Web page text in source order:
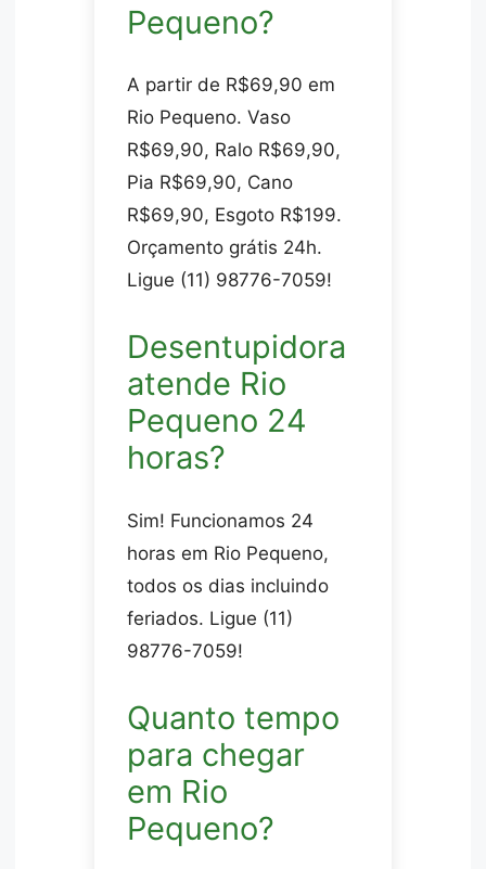
Pequeno?
A partir de R$69,90 em
Rio Pequeno. Vaso
R$69,90, Ralo R$69,90,
Pia R$69,90, Cano
R$69,90, Esgoto R$199.
Orçamento grátis 24h.
Ligue (11) 98776-7059!
Desentupidora
atende Rio
Pequeno 24
horas?
Sim! Funcionamos 24
horas em Rio Pequeno,
todos os dias incluindo
feriados. Ligue (11)
98776-7059!
Quanto tempo
para chegar
em Rio
Pequeno?